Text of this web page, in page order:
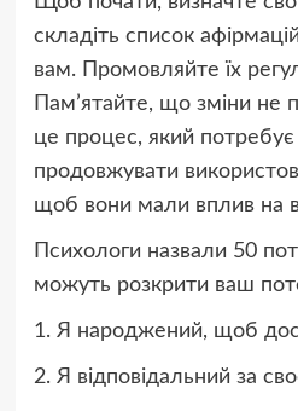
складіть список
вам. Промовляйте їх
Пам’ятайте, що зміни не
це процес, який
продовжувати
щоб вони мали вплив на
Психологи назвали 50
можуть розкрити ваш
1. Я народжений, щоб
2. Я відповідальний за